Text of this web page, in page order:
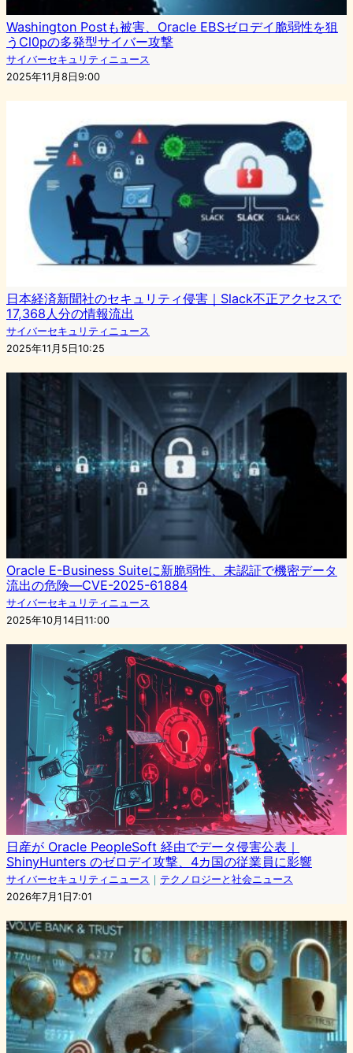
Washington Postも被害、Oracle EBSゼロデイ脆弱性を狙
うCl0pの多発型サイバー攻撃
サイバーセキュリティニュース
2025年11月8日9:00
日本経済新聞社のセキュリティ侵害｜Slack不正アクセスで
17,368人分の情報流出
サイバーセキュリティニュース
2025年11月5日10:25
Oracle E-Business Suiteに新脆弱性、未認証で機密データ
流出の危険―CVE-2025-61884
サイバーセキュリティニュース
2025年10月14日11:00
日産が Oracle PeopleSoft 経由でデータ侵害公表｜
ShinyHunters のゼロデイ攻撃、4カ国の従業員に影響
サイバーセキュリティニュース ｜ テクノロジーと社会ニュース
2026年7月1日7:01